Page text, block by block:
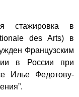
стажировка в
des Arts) в
Французским
в России при
Илье Федотову-